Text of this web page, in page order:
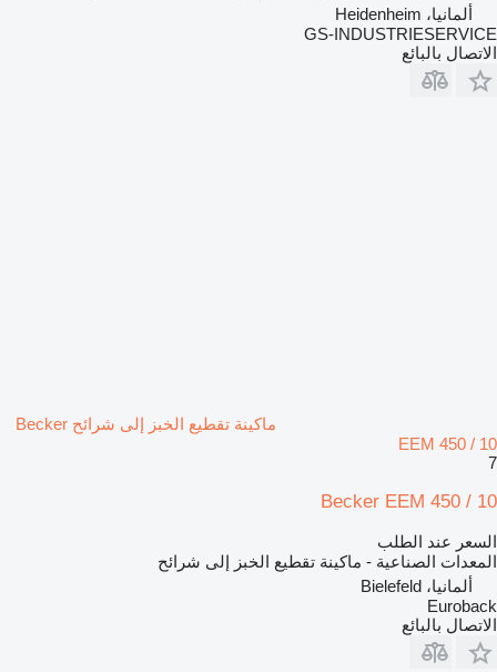
ألمانيا، Heidenheim
GS-INDUSTRIESERVICE
الاتصال بالبائع
ماكينة تقطيع الخبز إلى شرائح Becker
EEM 450 / 10
7
Becker EEM 450 / 10
السعر عند الطلب
المعدات الصناعية - ماكينة تقطيع الخبز إلى شرائح
ألمانيا، Bielefeld
Euroback
الاتصال بالبائع